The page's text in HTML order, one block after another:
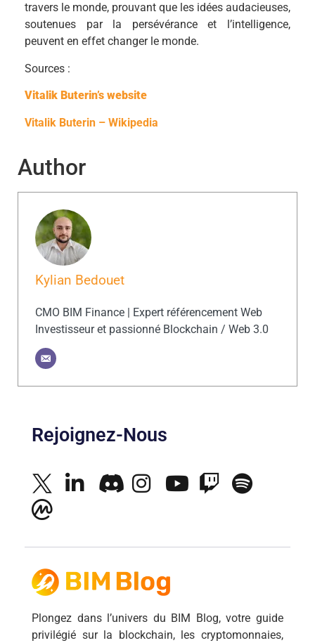
travers le monde, prouvant que les idées audacieuses,
soutenues par la persévérance et l’intelligence,
peuvent en effet changer le monde.
Sources :
Vitalik Buterin’s website
Vitalik Buterin – Wikipedia
Author
Kylian Bedouet
CMO BIM Finance | Expert référencement Web
Investisseur et passionné Blockchain / Web 3.0
Rejoignez-Nous
Plongez dans l’univers du BIM Blog, votre guide
privilégié sur la blockchain, les cryptomonnaies,